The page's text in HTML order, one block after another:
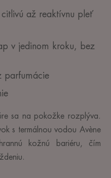
až reaktívnu pleť
v jedinom kroku, bez
parfumácie
sa na pokožke rozplýva.
s termálnou vodou Avène
kožnú bariéru, čím